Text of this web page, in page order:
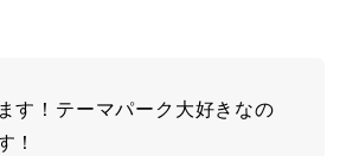
す！テーマパーク大好きなの
！